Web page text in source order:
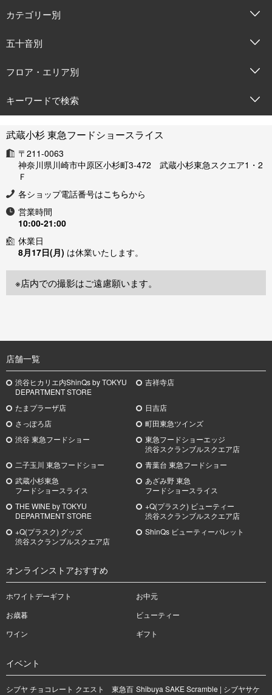
カテゴリー別
五十音別
フロア・エリア別
キーワードで検索
武蔵小杉 東急フードショースライス
〒211-0063
神奈川県川崎市中原区小杉町3-472 武蔵小杉東急スクエア1・2
Ｆ
各ショップ電話番号はこちらから
営業時間
10:00-21:00
休業日
8月17日(月) は休業いたします。
※店内での撮影はご遠慮願います。
店舗一覧
渋谷ヒカリエ内ShinQs by TOKYU
DEPARTMENT STORE
吉祥寺店
たまプラーザ店
日吉店
さっぽろ店
町田東急ツインズ
渋谷 東急フードショー
東急フードショーエッジ
渋谷スクランブルスクエア店
二子玉川 東急フードショー
青葉台 東急フードショー
武蔵小杉東急
フードショースライス
あざみ野東急
フードショースライス
THE WINE by TOKYU
DEPARTMENT STORE
+Q(プラスク) ビューティー
渋谷スクランブルスクエア店
+Q(プラスク) グッズ
渋谷スクランブルスクエア店
ShinQs ビューティーパレット
オンラインストアおすすめ
ホワイトデーギフト
お中元
お歳暮
ビューティー
ワイン
ギフト
イベント
シブヤ チョコレート クエスト 東急百 Shibuya SAKE Scramble | シブヤサケ